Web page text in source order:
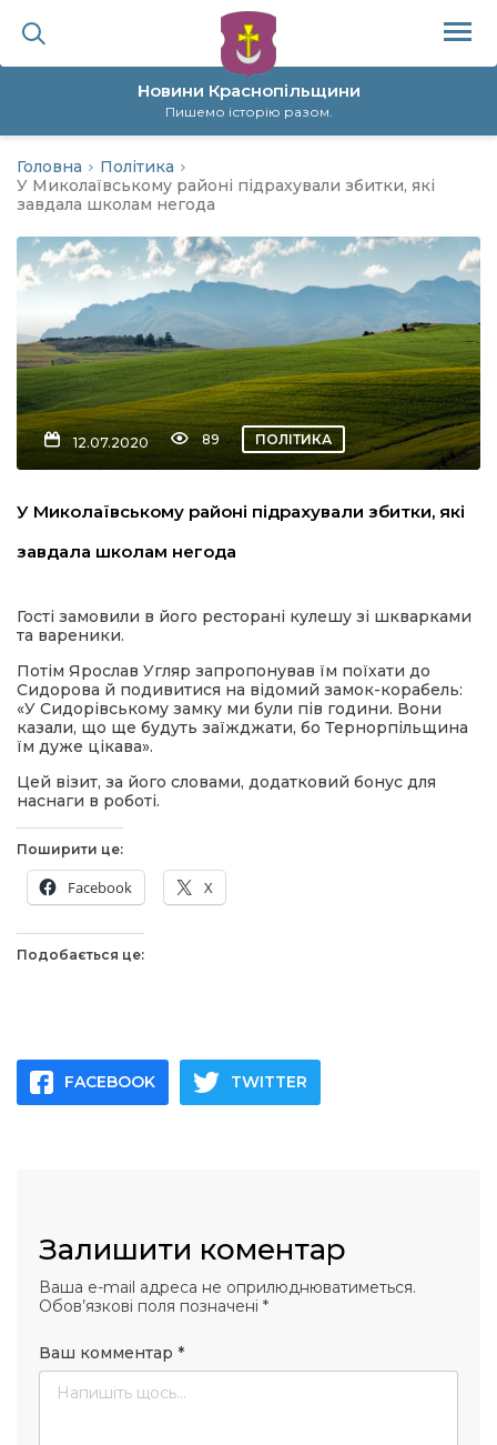
Новини Краснопільщини
Пишемо історію разом.
політика
Головна
Політика
У Миколаївському районі підрахували збитки, які
завдала школам негода
12.07.2020 89 ПОЛІТИКА
У Миколаївському районі підрахували збитки, які
завдала школам негода
Гості замовили в його ресторані кулешу зі шкварками
та вареники.
Потім Ярослав Угляр запропонував їм поїхати до
Сидорова й подивитися на відомий замок-корабель:
«У Сидорівському замку ми були пів години. Вони
казали, що ще будуть заїжджати, бо Тернорпільщина
їм дуже цікава».
Цей візит, за його словами, додатковий бонус для
наснаги в роботі.
Поширити це:
Facebook X
Подобається це:
FACEBOOK TWITTER
Залишити коментар
Ваша e-mail адреса не оприлюднюватиметься.
Обов’язкові поля позначені *
Ваш комментар *